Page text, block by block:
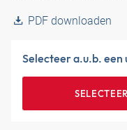
PDF downloaden
Selecteer a.u.b.